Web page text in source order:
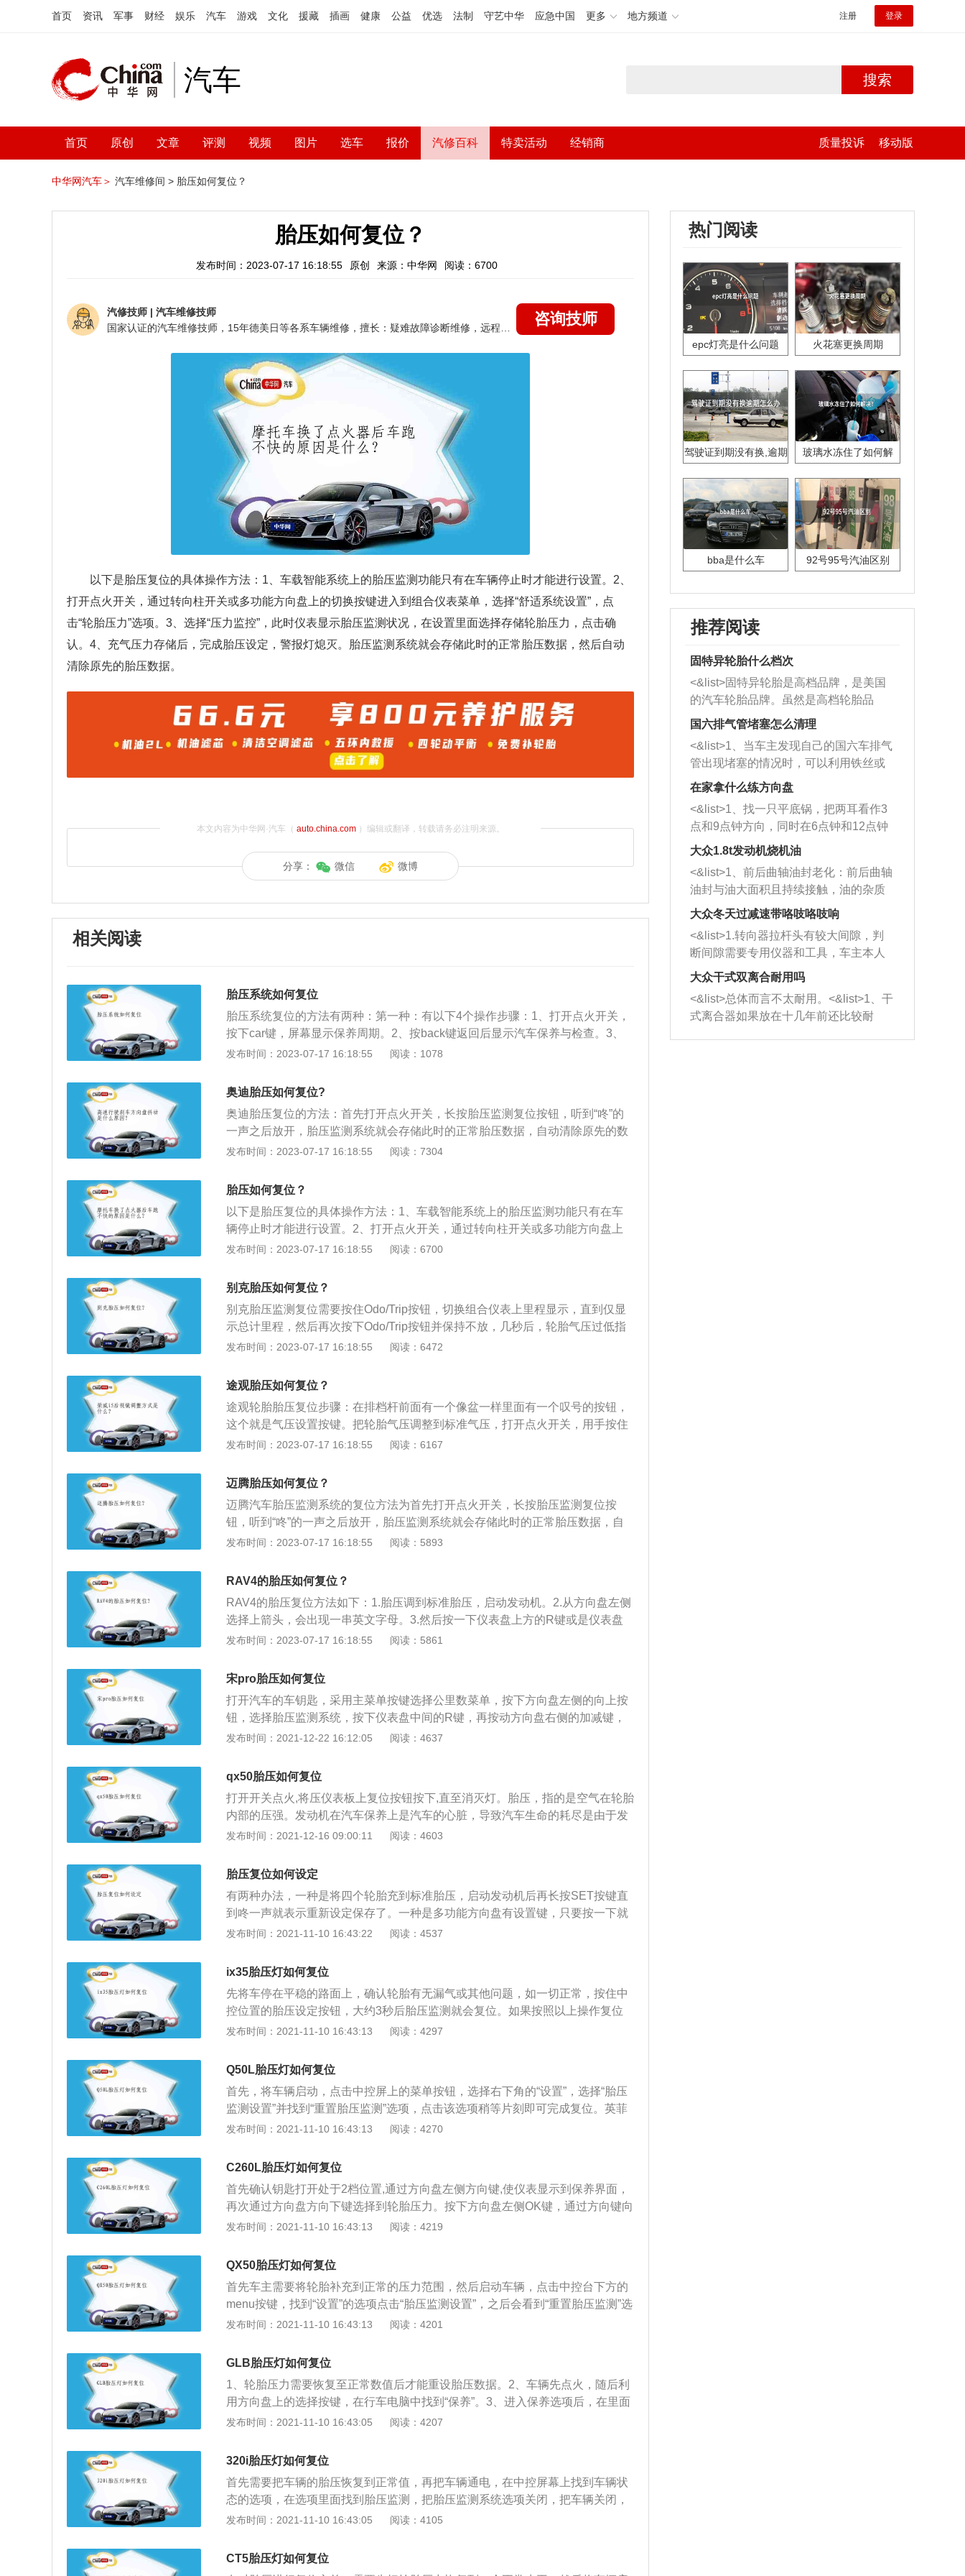
首页 资讯 军事 财经 娱乐 汽车 游戏 文化 援藏 插画 健康 公益 优选 法制 守艺中华 应急中国 更多 地方频道 注册 登录
汽车 搜索
首页 原创 文章 评测 视频 图片 选车 报价 汽修百科 特卖活动 经销商 质量投诉 移动版
中华网汽车＞ 汽车维修间 > 胎压如何复位？
胎压如何复位？
发布时间：2023-07-17 16:18:55 原创 来源：中华网 阅读：6700
汽修技师 | 汽车维修技师
咨询技师
以下是胎压复位的具体操作方法：1、车载智能系统上的胎压监测功能只有在车辆停止时才能进行设置。2、
打开点火开关，通过转向柱开关或多功能方向盘上的切换按键进入到组合仪表菜单，选择“舒适系统设置”，点
击“轮胎压力”选项。3、选择“压力监控”，此时仪表显示胎压监测状况，在设置里面选择存储轮胎压力，点击确
认。4、充气压力存储后，完成胎压设定，警报灯熄灭。胎压监测系统就会存储此时的正常胎压数据，然后自动
清除原先的胎压数据。
本文内容为中华网·汽车（ auto.china.com）编辑或翻译，转载请务必注明来源。
分享： 微信 微博
相关阅读
胎压系统如何复位
胎压系统复位的方法有两种：第一种：有以下4个操作步骤：1、打开点火开关，
按下car键，屏幕显示保养周期。2、按back键返回后显示汽车保养与检查。3、
旋转按钮选择轮胎压力。4、按下确定按钮出现轮胎压力存储的提示即可。第二
2、然后按下一键启动按键。3、汽车仪表盘亮起，说明全车电源接通。4、长按
复位键3s以上即可完成重置胎压。胎压复位是胎压监测操作，其作用是预防事故
发生；使轮胎保持规定的压力和温度范围，减少车胎损毁，延长轮胎使用寿命；
提高行车平稳性，减少悬架系统磨损。
发布时间：2023-07-17 16:18:55 阅读：1078
奥迪胎压如何复位?
奥迪胎压复位的方法：首先打开点火开关，长按胎压监测复位按钮，听到“咚”的
一声之后放开，胎压监测系统就会存储此时的正常胎压数据，自动清除原先的数
据，最后仪表盘的故障灯熄灭，胎压复位就完成了。胎压不足的解决方法：如果
现轮胎被扎，就需要及时开到轮胎店进行补胎后，重新充气即可；如果充完气一
段时间后提示胎压不足，但轮胎没有破洞，可能是因为轮毂变形造成的漏气，建
议检查轮毂并更换。胎压过低的危害：与路面的摩擦系数便会增大，油耗上升；
造成方向盘很沉，易跑偏等不利驾乘安全的因素。
发布时间：2023-07-17 16:18:55 阅读：7304
胎压如何复位？
以下是胎压复位的具体操作方法：1、车载智能系统上的胎压监测功能只有在车
辆停止时才能进行设置。2、打开点火开关，通过转向柱开关或多功能方向盘上
的切换按键进入到组合仪表菜单，选择“舒适系统设置”，点击“轮胎压力”选项。
力，点击确认。4、充气压力存储后，完成胎压设定，警报灯熄灭。胎压监测系
统就会存储此时的正常胎压数据，然后自动清除原先的胎压数据。
发布时间：2023-07-17 16:18:55 阅读：6700
别克胎压如何复位？
别克胎压监测复位需要按住Odo/Trip按钮，切换组合仪表上里程显示，直到仅显
示总计里程，然后再次按下Odo/Trip按钮并保持不放，几秒后，轮胎气压过低指
示灯开始闪烁，当听到两声蜂鸣声后，表明复位完成。关于别克的更多信息如
人们一种起点高并不断攀登的感觉，象征着一种积极进取，不断登攀的精神。
发布时间：2023-07-17 16:18:55 阅读：6472
途观胎压如何复位？
途观轮胎胎压复位步骤：在排档杆前面有一个像盆一样里面有一个叹号的按钮，
这个就是气压设置按键。把轮胎气压调整到标准气压，打开点火开关，用手按住
这个按键不放。直到仪表上出现一个相同的黄色的灯，直到这个灯熄灭，设定完
常胎压后，复位胎压系统就行。如果检查汽车轮胎发现轮胎被扎，就需要及时开
到汽车维修店进行补胎后，再重新充气即可。如果充完气一段时间后提示胎压不
足，但轮胎没有破洞，可能是因为轮毂变形造成的漏气，建议检查轮毂并更换。
胎压监测的工作原理是：利用安装在轮胎里的压力传感器测量轮胎的气压，使用
无线发射器将压力信息从轮胎内部发送到中央接收器模块上。
发布时间：2023-07-17 16:18:55 阅读：6167
迈腾胎压如何复位？
迈腾汽车胎压监测系统的复位方法为首先打开点火开关，长按胎压监测复位按
钮，听到“咚”的一声之后放开，胎压监测系统就会存储此时的正常胎压数据，自
动清除原先的数据，最后仪表盘的故障灯熄灭，胎压复位就完成了。胎压监测是
警，以确保行车安全。常用的胎压监测方式有以下3种：直接式胎压监测：直接
式胎压监测装置是利用安装在每一个轮胎里的压力传感器来直接测量轮胎的气
压，利用无线发射器将压力信息从轮胎内部发送到中央接收器模块上，然后对各
轮胎气压数据进行显示。当轮胎气压太低或漏气时，系统会自动报警。间接式胎
压监测：当某轮胎的气压降低时，车辆的重量会使该轮的滚动半径变小，导致其
接式轮胎报警系统实际上是依靠计算轮胎滚动半径来对气压进行监测。轮胎智能
监控系统(TPMS)介绍：它兼有上述两个系统的优点，在两个互相成对角的轮胎内
装备直接传感器，并装备一个4轮间接系统。与全部使用直接系统相比，这种复
缺陷。但是，它仍然不能像直接系统那样提供所有4个轮胎内实际压力的实时数
发布时间：2023-07-17 16:18:55 阅读：5893
RAV4的胎压如何复位？
RAV4的胎压复位方法如下：1.胎压调到标准胎压，启动发动机。2.从方向盘左侧
选择上箭头，会出现一串英文字母。3.然后按一下仪表盘上方的R键或是仪表盘
上有个小黑钮，会出现，YES+，NO-。4.然后选择仪表盘右侧的加号，过几秒返
4采用的是直接式胎压监测系统。直接式胎压监测装置是利用安装在每一个轮胎
里的压力传感器来直接测量轮胎的气压，利用无线发射器将压力信息从轮胎内部
发送到中央接收器模块上的系统，然后对各轮胎气压数据进行显示。当轮胎气压
太低或漏气时，系统会自动报警。在胎压监测系统报警后，要尽快对轮胎气压进
行检查和气压补充。确认胎压正常后方可继续行驶，胎压监测系统会在车型行驶
发布时间：2023-07-17 16:18:55 阅读：5861
宋pro胎压如何复位
打开汽车的车钥匙，采用主菜单按键选择公里数菜单，按下方向盘左侧的向上按
钮，选择胎压监测系统，按下仪表盘中间的R键，再按动方向盘右侧的加减键，
选择yes，即可复位成功。宋pro是比亚迪旗下的一款全新5座SUV，在2019年7月
型。其中燃油车的市场指导价在8.98万元到11.98万元，汽车首次采用DragonFac
e2.0设计语言，汽车的外观看起来更加大气。发动机的最大功率为160马力。汽
车的动力性能良好，是同级别车辆中性能位居前位的车辆，搭配涡轮增压发动机
使汽车在工作效率不变的情况下增加输出功率。
发布时间：2021-12-22 16:12:05 阅读：4637
qx50胎压如何复位
打开开关点火,将压仪表板上复位按钮按下,直至消灭灯。胎压，指的是空气在轮胎
内部的压强。发动机在汽车保养上是汽车的心脏，导致汽车生命的耗尽是由于发
动机的损坏，那么汽车的血压就是轮胎的胎压，对汽车的性能和动力有着至关重
还有特别装置在副驾驶座供安全带未系及重量较轻乘客的安全提示！该车的一大
亮点就是全景摄像头，虽然有人说由于整体该车不大，所以用处对于摄像头用来
说也不大，但还是十分有用在实际驾驶之后，特别是通过路况极差的停车场或停
车时，它就是驾驶员的另外四只眼睛！听说是针对该车同步研发的音响BOSE，
确实是所不能比拟其他的同级车，除了有非常出色的音质外，还有效的将外部各
座椅加热、座椅和方向盘电动调节、内后视镜防炫目等等，基本现在10万元级以
上的国产车都是标配，当然是比没有的好。
发布时间：2021-12-16 09:00:11 阅读：4603
胎压复位如何设定
有两种办法，一种是将四个轮胎充到标准胎压，启动发动机后再长按SET按键直
到咚一声就表示重新设定保存了。一种是多功能方向盘有设置键，只要按一下就
能够重新保存设定胎压。汽车带有胎压监测系统的话，系统会自动记录轮胎的压
亮起胎压指示灯。胎压其实指的是轮胎内部空气的压强，轮胎胎压是会直接影响
到汽车性能和动力的。胎压监测则是在汽车行驶过程中对轮胎气压实时进行监
测，一旦胎压不正常就会及时报警，从而提醒车主对轮胎胎压进行处理。虽然胎
压监测的存在并不能完全的预防爆胎的情况，但还是能够起到提醒的作用，及早
的发现轮胎的状态。若是无胎压监测的话，驾驶员可能无法及时发现轮胎亏气，
发布时间：2021-11-10 16:43:22 阅读：4537
ix35胎压灯如何复位
先将车停在平稳的路面上，确认轮胎有无漏气或其他问题，如一切正常，按住中
控位置的胎压设定按钮，大约3秒后胎压监测就会复位。如果按照以上操作复位
失败，则应对车辆进行专业检查，建议交由专业的检修人员进行处理。现代ix35
问题并予以解决，对安全驾驶有一定的帮助作用。胎压监测的查看方法为：当轮
胎压力过低时，轮胎压力低警告灯或者TPMS故障警告灯点亮，虽然并不提醒压
力数值，但给驾驶员提供了一个故障信息。一旦收到故障提醒，驾驶员要尽快在
安全的地方停车，检查车辆情况，如果有车载充气泵可以先给轮胎打气，再缓慢
开到附近的汽车维修中心进行处理，或者更换备胎后再去处理。当发现轮胎严重
发布时间：2021-11-10 16:43:13 阅读：4297
Q50L胎压灯如何复位
首先，将车辆启动，点击中控屏上的菜单按钮，选择右下角的“设置”，选择“胎压
监测设置”并找到“重置胎压监测”选项，点击该选项稍等片刻即可完成复位。英菲
尼迪Q50L胎压灯复位在设置复位前要确保轮胎压力已经调整到正常水平才允许操
处理，此时可以选择更换轮胎，更换轮胎的操作步骤如下：1、将汽车停放在平
坦地面，如果是在道路上则应在车后方防止警告标志提醒来车。2、将轮胎的几
颗固定螺母卸下，松螺母时要对角进行，用千斤顶将汽车底盘支撑起来，升到安
全高度后取下轮胎。3、将新轮胎放置好后吧螺母固定拧紧，注意拧紧时需要先
让轮胎触地，同样是对角进行。
发布时间：2021-11-10 16:43:13 阅读：4270
C260L胎压灯如何复位
首先确认钥匙打开处于2档位置,通过方向盘左侧方向键,使仪表显示到保养界面，
再次通过方向盘方向下键选择到轮胎压力。按下方向盘左侧OK键，通过方向键向
下键选择到是再次通过方向键向下键选择是，按下方向盘左侧OK键即可。汽车的
明汽车的轮胎出现故障，需要及时检查汽车的胎压数值是否正常，不正常的话需
要及时调整。汽车的轮胎对于汽车的驾驶来说非常重要，一旦出现故障就会导致
汽车轮胎爆胎等现象，需要定期检查汽车的轮胎状态。
发布时间：2021-11-10 16:43:13 阅读：4219
QX50胎压灯如何复位
首先车主需要将轮胎补充到正常的压力范围，然后启动车辆，点击中控台下方的
menu按键，找到“设置”的选项点击“胎压监测设置”，之后会看到“重置胎压监测”选
项，点击该选项，即可完成胎压灯复位。胎压灯，是一种车辆胎压的指示灯，一
需要及时进行处理。通过胎压灯，车主可以及时的发现轮胎的异常的，从而及时
进行处理，避免出现爆胎的情况，增加驾驶的危险性。关于轮胎的胎压值，不能
太高也不能太低，要适中，因为胎压太高或者太低都会导致轮胎的爆胎。还有就
是，车主平时经常检查轮胎表面的磨损程度，特别是在上高速之前，通过对轮胎
的全面检查，减少发生爆胎的情况，增加驾驶的安全性。
发布时间：2021-11-10 16:43:13 阅读：4201
GLB胎压灯如何复位
1、轮胎压力需要恢复至正常数值后才能重设胎压数据。2、车辆先点火，随后利
用方向盘上的选择按键，在行车电脑中找到“保养”。3、进入保养选项后，在里面
找到“轮胎”并点击进入，进入后会提示“用当前气压值作为新参考值”，最后按下方
在路面，如果在道路上，需要在后方放置安全指示牌。将轮胎的螺母用工具拆
下，拆卸螺母时要对角松开，不然会造成轮毂受力不均匀。2、用千斤顶放置在
车辆底盘支撑点下面，接着缓慢调节千斤顶升起底盘，在轮胎悬空后即可取下。
如果贴合牢固而无法拿下，可适当踹两脚。3、将车辆放下前，将螺母先手动初
步固定。最后用工具拧螺母的时候，一样采用对角拧紧的方式，待车辆放下轮胎
发布时间：2021-11-10 16:43:05 阅读：4207
320i胎压灯如何复位
首先需要把车辆的胎压恢复到正常值，再把车辆通电，在中控屏幕上找到车辆状
态的选项，在选项里面找到胎压监测，把胎压监测系统选项关闭，把车辆关闭，
重新启动车辆，重新找到胎压监测系统，把系统打开，就完成了复位。机动车的
的胎压的要求是比较严格的，充入空气的轮胎和四季变化有关系，并且胎压和车
的性能是紧密相连的，和车辆的舒适度，运载量，车辆轮胎的使用寿命都是有一
发布时间：2021-11-10 16:43:05 阅读：4105
CT5胎压灯如何复位
热门阅读
epc灯亮是什么问题 火花塞更换周期
驾驶证到期没有换,逾期
玻璃水冻住了如何解
bba是什么车 92号95号汽油区别
推荐阅读
固特异轮胎什么档次
<&list>固特异轮胎是高档品牌，是美国
的汽车轮胎品牌。虽然是高档轮胎品
牌，但是中高低端的轮胎都有生产，这
也是为了更好的开拓市场。
国六排气管堵塞怎么清理
<&list>1、当车主发现自己的国六车排气
管出现堵塞的情况时，可以利用铁丝或
者是细棍，直接将杂物给取出来，如果
堵塞情况比较严重，也可以采取应急措
施。 <&list>2、直接利用木棍将所有的
杂物推到排气管里面的位置处，然后将
三元催化器拆解开，就可以将堵塞的东
西取出来。但如果是因为积碳过多引起
的堵塞，就需要将三元催化器泡在草酸
洗剂对堵塞的情况得到解决，将清洗剂
放在燃油箱中，与燃油混合后，车辆启
动时，就可以和汽油一起进入到燃烧
室，最后形成废气排出，就可以让三元
催化器得到清洗，排气管堵塞的情况就
能够得到解决。
在家拿什么练方向盘
<&list>1、找一只平底锅，把两耳看作3
点和9点钟方向，同时在6点钟和12点钟
方向做一个标记。 <&list>2、双手握住
一圈半的练习，往右同样也要打相同的
圈数。 <&list>3、最后强调要反复练
习，这样就可以形成肌肉记忆，在真实
驾驶车辆时，不需要记忆也能打好方
向。
大众1.8t发动机烧机油
<&list>1、前后曲轴油封老化：前后曲轴
油封与油大面积且持续接触，油的杂质
和发动机内持续温度变化使其密封效果
逐渐减弱，导致渗油或漏油。<&list>2、
活塞间隙过大：积碳会使活塞环与缸体
的间隙扩大，导致机油流入燃烧室中，
造成烧机油。<&list>3、机油粘度。使用
机油粘度过小的话，同样会有烧机油现
象，机油粘度过小具有很好的流动性，
大众冬天过减速带咯吱咯吱响
<&list>1.转向器拉杆头有较大间隙，判
断间隙需要专用仪器和工具，车主本人
无法制作，需要将车辆送到修理厂或4s
店；<&list>2.车辆半轴套管防尘罩破
裂，破裂后会出现漏油现象，使半轴磨
损严重，磨损的半轴容易损坏，产生异
响；<&list>3.稳定器的转向胶套和球头
大众干式双离合耐用吗
<&list>总体而言不太耐用。<&list>1、干
式离合器如果放在十几年前还比较耐